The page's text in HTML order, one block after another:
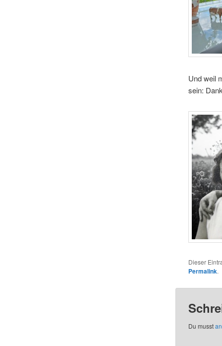
Und weil
sein:
Dieser
Permalink.
Du musst